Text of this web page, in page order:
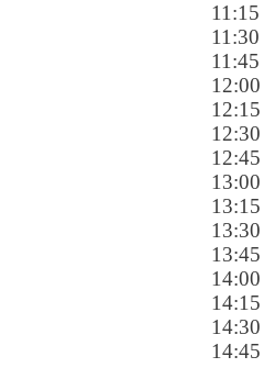
11:15
11:30
11:45
12:00
12:15
12:30
12:45
13:00
13:15
13:30
13:45
14:00
14:15
14:30
14:45